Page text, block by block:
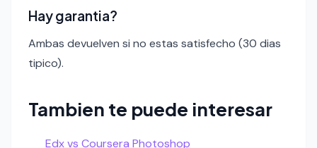
Hay garantia?
Ambas devuelven si no estas satisfecho (30 dias
tipico).
Tambien te puede interesar
Edx vs Coursera Photoshop